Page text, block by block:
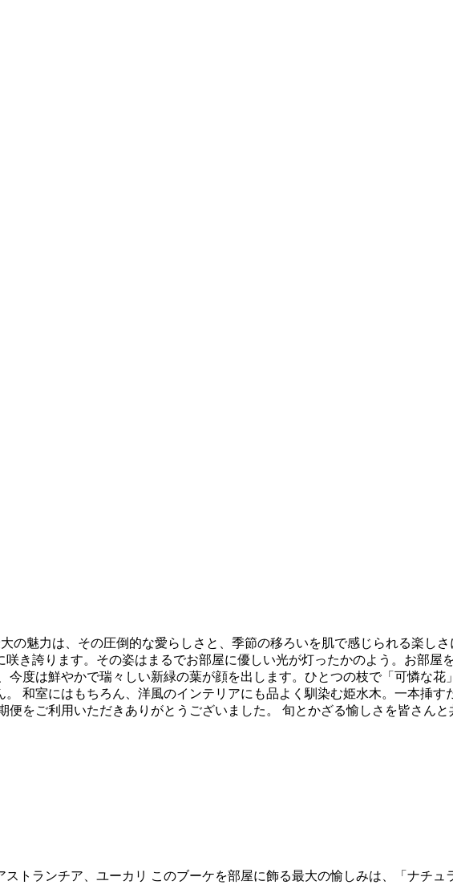
の魅力は、その圧倒的な愛らしさと、季節の移ろいを肌で感じられる楽し
き誇ります。その姿はまるでお部屋に優しい光が灯ったかのよう。お部屋
度は鮮やかで瑞々しい新緑の葉が顔を出します。ひとつの枝で「可憐な
和室にはもちろん、洋風のインテリアにも品よく馴染む姫水木。一本挿す
をご利用いただきありがとうございました。 旬とかざる愉しさを皆さん
トランチア、ユーカリ このブーケを部屋に飾る最大の愉しみは、「ナチ